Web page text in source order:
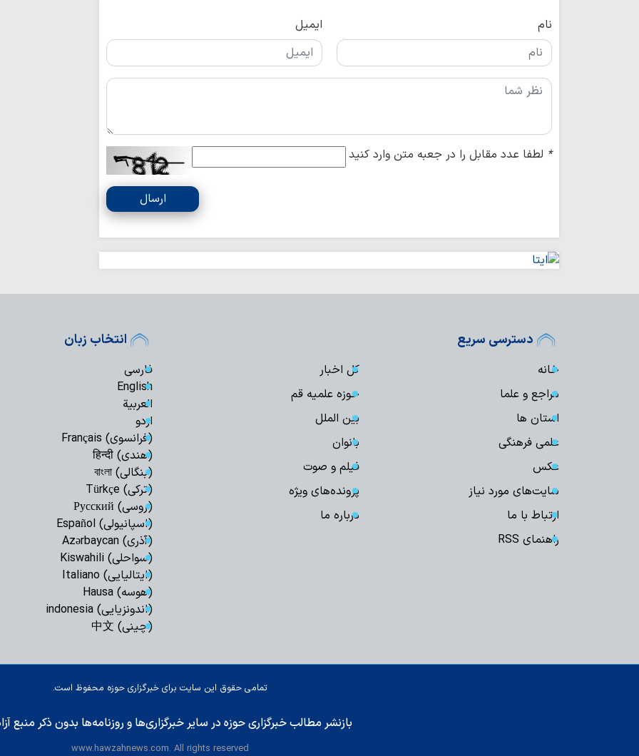
نام ایمیل
* لطفا عدد مقابل را در جعبه متن وارد کنید
ارسال
دسترسی سریع
خانه
کل اخبار
مراجع و علما
حوزه علمیه قم
استان ها
بین الملل
علمی فرهنگی
بانوان
عکس
فیلم و صوت
سایت‌های مورد نیاز
پرونده‌های ویژه
ارتباط با ما
درباره ما
راهنمای RSS
انتخاب زبان
فارسی
English
العربیة
اردو
(فرانسوی) Français
(هندی) हिन्दी
(بنگالی) বাংলা
(ترکی) Türkçe
(روسی) Русский
(اسپانیولی) Español
(آذری) Azərbaycan
(سواحلی) Kiswahili
(ایتالیایی) Italiano
(هوسه) Hausa
(اندونزیایی) indonesia
(چینی) 中文
تمامی حقوق این سایت برای خبرگزاری حوزه محفوظ است.
بازنشر مطالب خبرگزاری حوزه در سایر خبرگزاری‌ها و روزنامه‌ها بدون ذکر منبع
www.hawzahnews.com. All rights reserved